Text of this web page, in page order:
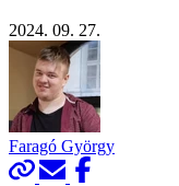
2024. 09. 27.
Faragó György